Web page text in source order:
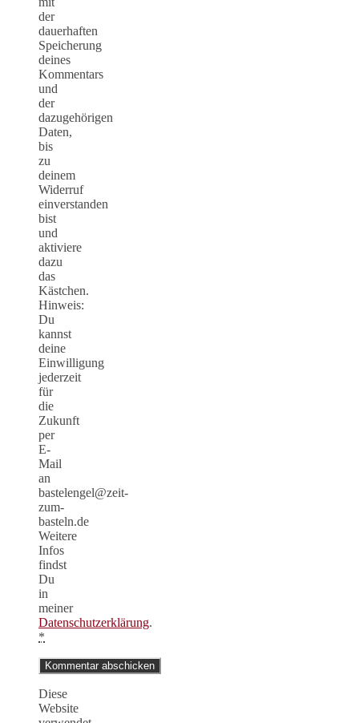
der
dauerhaften
Speicherung
deines
Kommentars
und
der
dazugehörigen
Daten,
bis
zu
deinem
Widerruf
einverstanden
bist
und
aktiviere
dazu
das
Kästchen.
Hinweis:
Du
kannst
deine
Einwilligung
jederzeit
für
die
Zukunft
per
E-
Mail
an
bastelengel@zeit-
zum-
basteln.de
Weitere
Infos
findst
Du
in
meiner
Datenschutzerklärung.
*
Diese
Website